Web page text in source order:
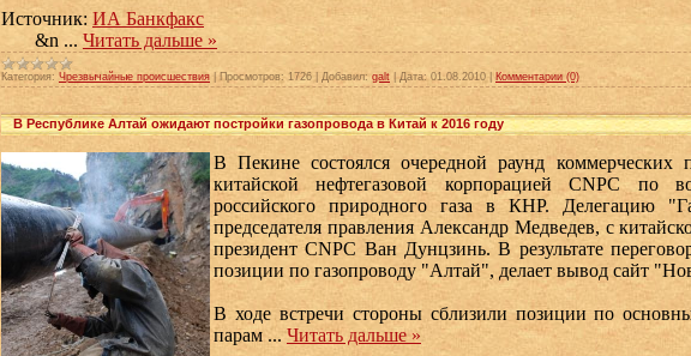
Источник: ИА Банкфакс
&n ... Читать дальше »
Категория: Чрезвычайные происшествия Просмотров: 1726 Добавил: galt Дата: 01.08.2010 Комментарии (0)
В Республике Алтай ожидают постройки газопровода в Китай к 2016 году
В Пекине состоялся очередной раунд коммерческих
китайской нефтегазовой корпорацией CNPC по
российского природного газа в КНР. Делегацию
председателя правления Александр Медведев, с
президент CNPC Ван Дунцзинь. В результате
позиции по газопроводу "Алтай", делает вывод сайт
В ходе встречи стороны сблизили позиции по
парам ...Читать дальше »